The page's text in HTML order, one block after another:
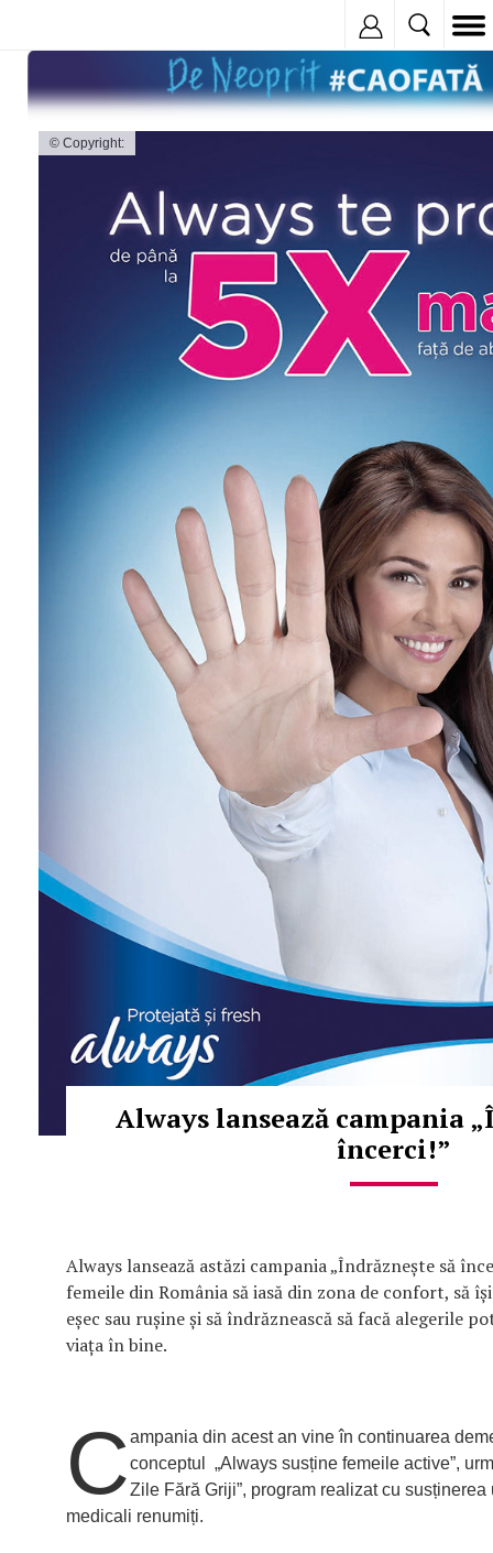
© Copyright:
Always lansează campania
încerci!”
Always lansează astăzi campania „Îndrăznește să
femeile din România să iasă din zona de confort, să
eșec sau rușine și să îndrăznească să facă alegerile
viața în bine.
Campania din acest an vine în continuarea
conceptul „Always susține femeile active”,
Zile Fără Griji”, program realizat cu
medicali renumiți.